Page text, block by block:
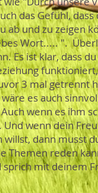
das Gefühl,
und zu zeigen
Wort..... ".
Es ist klar, dass
3 mal getrennt
es auch
wenn es ihm
wenn dein
dann musst
Themen reden
mit deinem